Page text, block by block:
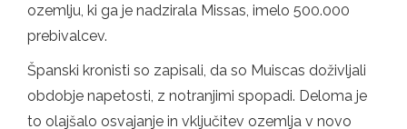
ozemlju, ki ga je nadzirala Missas, imelo 500.000
prebivalcev.
Španski kronisti so zapisali, da so Muiscas doživljali
obdobje napetosti, z notranjimi spopadi. Deloma je
to olajšalo osvajanje in vključitev ozemlja v novo